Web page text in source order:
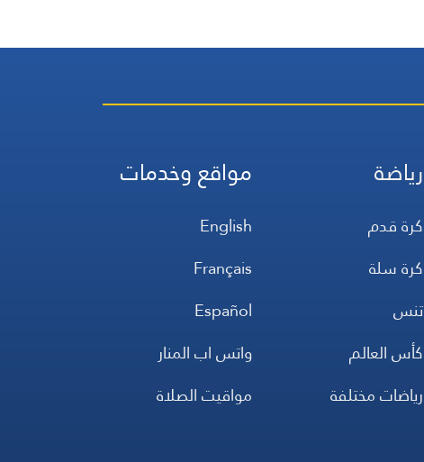
رياضة
كرة قدم
كرة سلة
تنس
كأس العالم
رياضات مختلفة
مواقع وخدمات
English
Français
Español
واتس اب المنار
مواقيت الصلاة